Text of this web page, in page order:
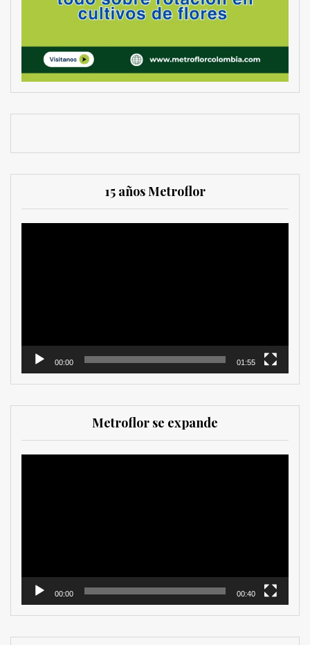
15 años Metroflor
00:00 01:55
Metroflor se expande
00:00 00:40